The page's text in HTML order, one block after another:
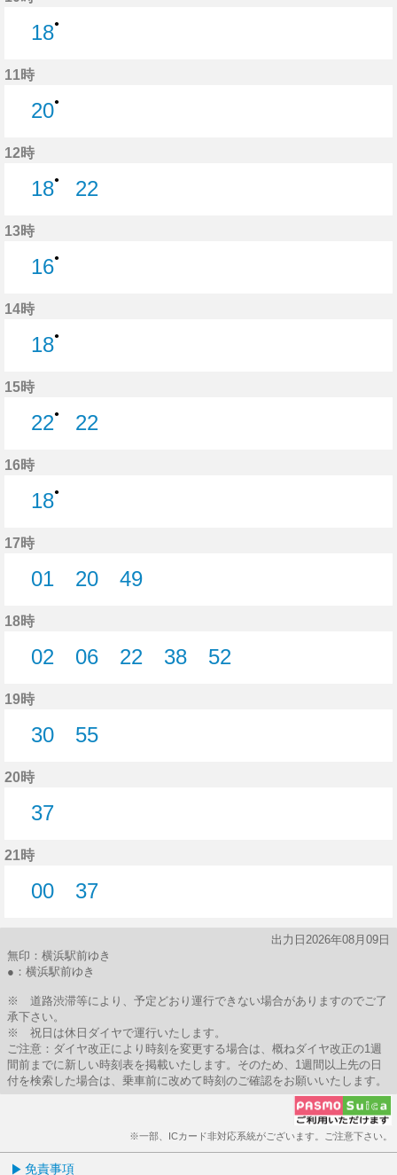
18●
11時
20●
12時
18●
22
13時
16●
14時
18●
15時
22●
22
16時
18●
17時
01
20
49
18時
02
06
22
38
52
19時
30
55
20時
37
21時
00
37
出力日2026年08月09日
無印：横浜駅前ゆき
●：横浜駅前ゆき
※ 道路渋滞等により、予定どおり運行できない場合がありますのでご了
承下さい。
※ 祝日は休日ダイヤで運行いたします。
ご注意：ダイヤ改正により時刻を変更する場合は、概ねダイヤ改正の1週
間前までに新しい時刻表を掲載いたします。そのため、1週間以上先の日
付を検索した場合は、乗車前に改めて時刻のご確認をお願いいたします。
※一部、ICカード非対応系統がございます。ご注意下さい。
免責事項